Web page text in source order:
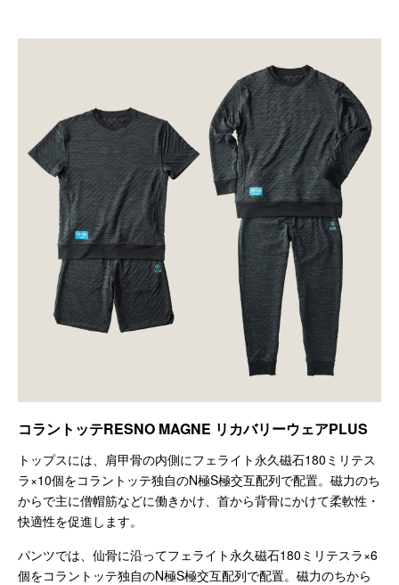
コラントッテRESNO MAGNE リカバリーウェアPLUS
トップスには、肩甲骨の内側にフェライト永久磁石180ミリテス
ラ×10個をコラントッテ独自のN極S極交互配列で配置。磁力のち
からで主に僧帽筋などに働きかけ、首から背骨にかけて柔軟性・
快適性を促進します。
パンツでは、仙骨に沿ってフェライト永久磁石180ミリテスラ×6
個をコラントッテ独自のN極S極交互配列で配置。磁力のちから